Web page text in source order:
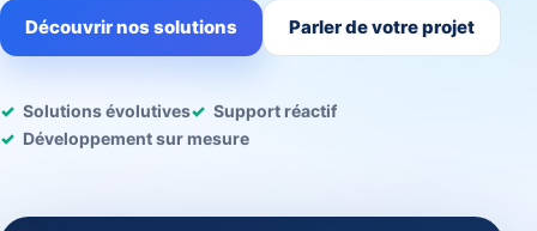
Découvrir nos solutions Parler de votre projet
Solutions évolutives
Support réactif
Développement sur mesure